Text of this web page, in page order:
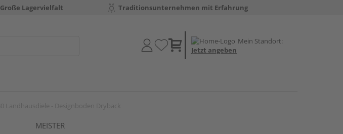
Große Lagervielfalt Traditionsunternehmen mit Erfahrung
Mein Standort:
Jetzt angeben
MEISTER